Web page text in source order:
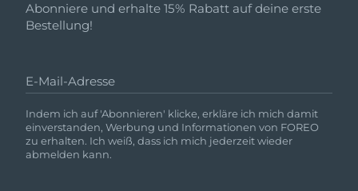
Abonniere und erhalte 15% Rabatt auf deine erste
Bestellung!
E-Mail-Adresse
Indem ich auf 'Abonnieren' klicke, erkläre ich mich damit
einverstanden, Werbung und Informationen von FOREO
zu erhalten. Ich weiß, dass ich mich jederzeit wieder
abmelden kann.